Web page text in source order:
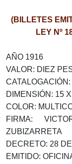
(BILLETES
LEY Nº
AÑO 1916
VALOR­: DIEZ
DIMENSIÓN: 15
COLOR:
FIRMA:
ZUBIZARRETA
DECRETO: 28
EMITIDO: